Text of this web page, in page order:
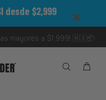
desde $2,999
mayores a $1,999! 🇲🇽📦